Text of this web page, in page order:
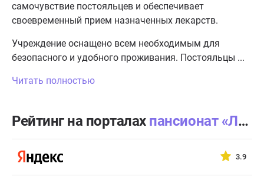
самочувствие постояльцев и обеспечивает
своевременный прием назначенных лекарств.
Учреждение оснащено всем необходимым для
безопасного и удобного проживания. Постояльцы ...
Читать полностью
Рейтинг на порталах пансионат «Лира» м. Лесная
3.9